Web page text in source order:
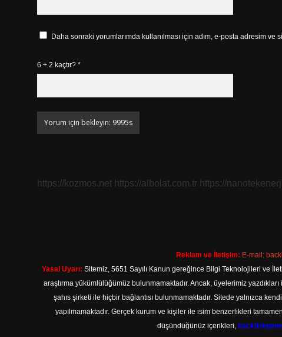
Daha sonraki yorumlarımda kullanılması için adım, e-posta adresim ve
6 + 2 kaçtır? *
https://kozmos.net https://albolat.com.tr https://
Reklam ve İletişim: E-mail:
Yasal Uyarı: Sitemiz, 5651 Sayılı Kanun gereğince Bilgi Teknolojileri ve
araştırma yükümlülüğümüz bulunmamaktadır. Ancak, üyelerimiz
şahıs şirketi ile hiçbir bağlantısı bulunmamaktadır. Sitede yalnızca
yapılmamaktadır. Gerçek kurum ve kişiler ile isim benzerlikleri
düşündüğünüz içerikleri,